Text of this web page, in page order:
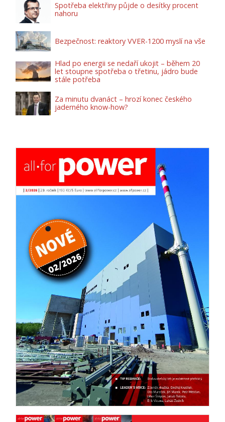
Spotřeba elektřiny půjde o desítky procent
nahoru
Bezpečnost: reaktory VVER-1200 myslí na vše
Hlad po energii se nedaří ukojit – během 20
let stoupne spotřeba o třetinu, jádro bude
stále potřeba
Za minutu dvanáct – hrozí konec českého
jaderného know-how?